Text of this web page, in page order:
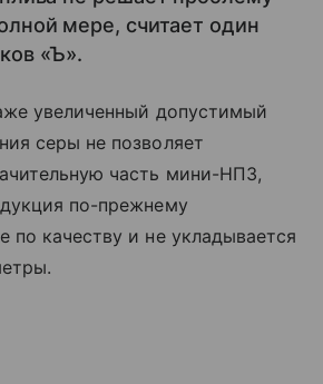
мере, считает один
«Ъ».
увеличенный допустимый
серы не позволяет
часть мини-НПЗ,
по-прежнему
по качеству и не укладывается